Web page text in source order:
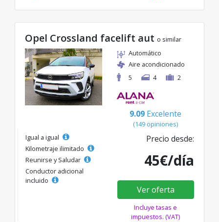
Opel Crossland facelift aut o similar
Automático
Aire acondicionado
5
4 2
9.09 Excelente
(149 opiniones)
Igual a igual
Kilometraje ilimitado
Reunirse y Saludar
Conductor adicional
incluido
Precio desde:
45€/día
Ver oferta
Incluye tasas e
impuestos. (VAT)